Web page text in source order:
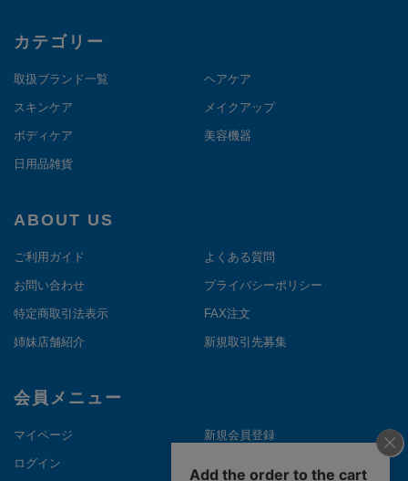
カテゴリー
取扱ブランド一覧 ヘアケア
スキンケア メイクアップ
ボディケア 美容機器
日用品雑貨
ABOUT US
ご利用ガイド よくある質問
お問い合わせ プライバシーポリシー
特定商取引法表示 FAX注文
姉妹店舗紹介 新規取引先募集
会員メニュー
マイページ 新規会員登録
ログイン